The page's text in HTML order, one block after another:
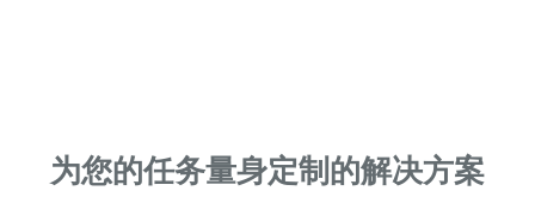
为您的任务量身定制的解决方案